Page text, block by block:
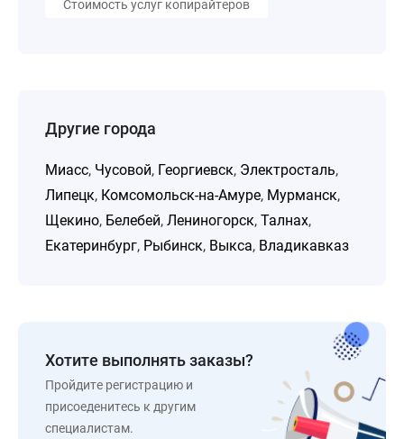
Стоимость услуг копирайтеров
Другие города
Миасс, Чусовой, Георгиевск, Электросталь,
Липецк, Комсомольск-на-Амуре, Мурманск,
Щекино, Белебей, Лениногорск, Талнах,
Екатеринбург, Рыбинск, Выкса, Владикавказ
Хотите выполнять заказы?
Пройдите регистрацию и
присоеденитесь к другим
специалистам.